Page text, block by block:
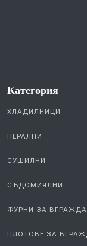
Категория
ХЛАДИЛНИЦИ
ПЕРАЛНИ
СУШИЛНИ
СЪДОМИЯЛНИ
ФУРНИ ЗА
ПЛОТОВЕ ЗА